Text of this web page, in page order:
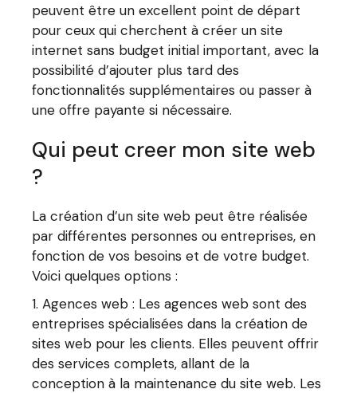
peuvent être un excellent point de départ
pour ceux qui cherchent à créer un site
internet sans budget initial important, avec la
possibilité d’ajouter plus tard des
fonctionnalités supplémentaires ou passer à
une offre payante si nécessaire.
Qui peut creer mon site web
?
La création d’un site web peut être réalisée
par différentes personnes ou entreprises, en
fonction de vos besoins et de votre budget.
Voici quelques options :
Agences web : Les agences web sont des
entreprises spécialisées dans la création de
sites web pour les clients. Elles peuvent offrir
des services complets, allant de la
conception à la maintenance du site web. Les